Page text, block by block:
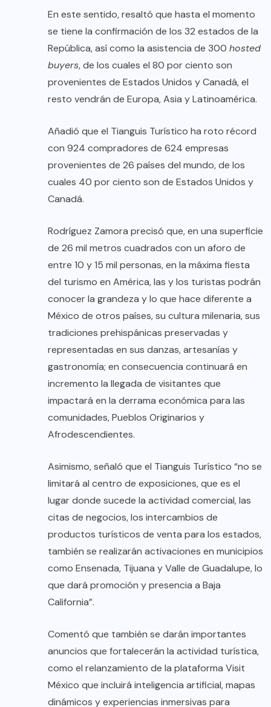
En este sentido, resaltó que hasta el momento
se tiene la confirmación de los 32 estados de la
República, así como la asistencia de 300 hosted
buyers, de los cuales el 80 por ciento son
provenientes de Estados Unidos y Canadá, el
resto vendrán de Europa, Asia y Latinoamérica.
Añadió que el Tianguis Turístico ha roto récord
con 924 compradores de 624 empresas
provenientes de 26 países del mundo, de los
cuales 40 por ciento son de Estados Unidos y
Canadá.
Rodríguez Zamora precisó que, en una superficie
de 26 mil metros cuadrados con un aforo de
entre 10 y 15 mil personas, en la máxima fiesta
del turismo en América, las y los turistas podrán
conocer la grandeza y lo que hace diferente a
México de otros países, su cultura milenaria, sus
tradiciones prehispánicas preservadas y
representadas en sus danzas, artesanías y
gastronomía; en consecuencia continuará en
incremento la llegada de visitantes que
impactará en la derrama económica para las
comunidades, Pueblos Originarios y
Afrodescendientes.
Asimismo, señaló que el Tianguis Turístico “no se
limitará al centro de exposiciones, que es el
lugar donde sucede la actividad comercial, las
citas de negocios, los intercambios de
productos turísticos de venta para los estados,
también se realizarán activaciones en municipios
como Ensenada, Tijuana y Valle de Guadalupe, lo
que dará promoción y presencia a Baja
California”.
Comentó que también se darán importantes
anuncios que fortalecerán la actividad turística,
como el relanzamiento de la plataforma Visit
México que incluirá inteligencia artificial, mapas
dinámicos y experiencias inmersivas para